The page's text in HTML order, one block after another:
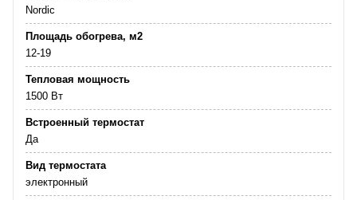
Nordic
Площадь обогрева, м2
12-19
Тепловая мощность
1500 Вт
Встроенный термостат
Да
Вид термостата
электронный